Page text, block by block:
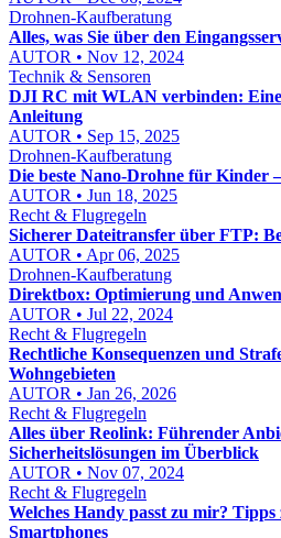
Drohnen-Kaufberatung
Alles, was Sie über den
AUTOR • Nov 12, 2024
Technik & Sensoren
DJI RC mit WLAN verbinden:
Anleitung
AUTOR • Sep 15, 2025
Drohnen-Kaufberatung
Die beste Nano-Drohne für Kinder
AUTOR • Jun 18, 2025
Recht & Flugregeln
Sicherer Dateitransfer über FTP:
AUTOR • Apr 06, 2025
Drohnen-Kaufberatung
Direktbox: Optimierung und
AUTOR • Jul 22, 2024
Recht & Flugregeln
Rechtliche Konsequenzen und
Wohngebieten
AUTOR • Jan 26, 2026
Recht & Flugregeln
Alles über Reolink: Führender
Sicherheitslösungen im Überblick
AUTOR • Nov 07, 2024
Recht & Flugregeln
Welches Handy passt zu mir?
Smartphones